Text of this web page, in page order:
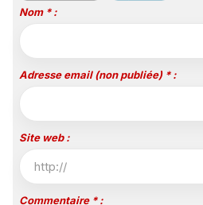
Nom * :
Adresse email (non publiée) * :
Site web :
Commentaire * :